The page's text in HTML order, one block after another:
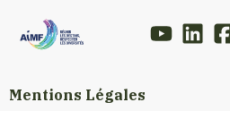
Mentions Légales